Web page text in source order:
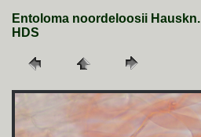
Entoloma noordeloosii Hauskn.
HDS